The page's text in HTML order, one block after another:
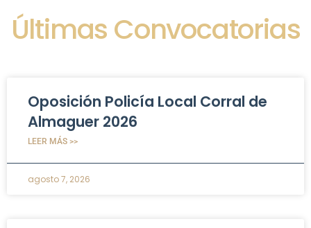
Últimas Convocatorias
Oposición Policía Local Corral de
Almaguer 2026
LEER MÁS >>
agosto 7, 2026